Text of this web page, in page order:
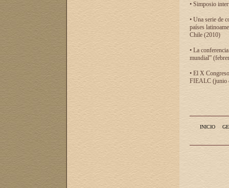
• Simposio
• Una serie de
países
Chile (2010)
• La
mundial”
• El X
FIEALC (junio
INICIO